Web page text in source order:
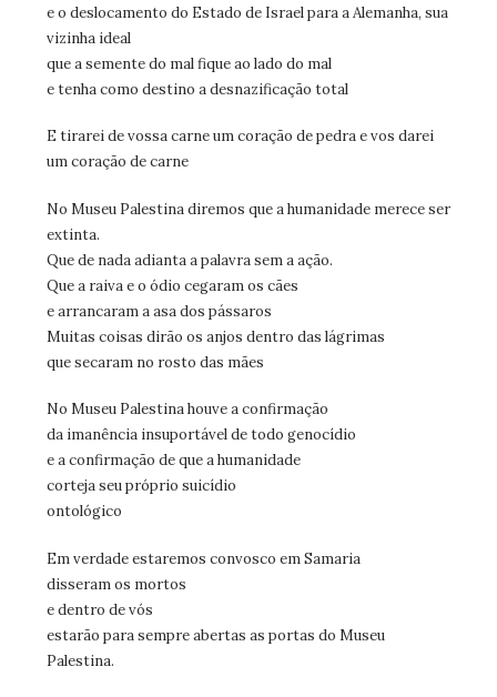
e o deslocamento do Estado de Israel para a Alemanha, sua
vizinha ideal
que a semente do mal fique ao lado do mal
e tenha como destino a desnazificação total
E tirarei de vossa carne um coração de pedra e vos darei
um coração de carne
No Museu Palestina diremos que a humanidade merece ser
extinta.
Que de nada adianta a palavra sem a ação.
Que a raiva e o ódio cegaram os cães
e arrancaram a asa dos pássaros
Muitas coisas dirão os anjos dentro das lágrimas
que secaram no rosto das mães
No Museu Palestina houve a confirmação
da imanência insuportável de todo genocídio
e a confirmação de que a humanidade
corteja seu próprio suicídio
ontológico
Em verdade estaremos convosco em Samaria
disseram os mortos
e dentro de vós
estarão para sempre abertas as portas do Museu
Palestina.